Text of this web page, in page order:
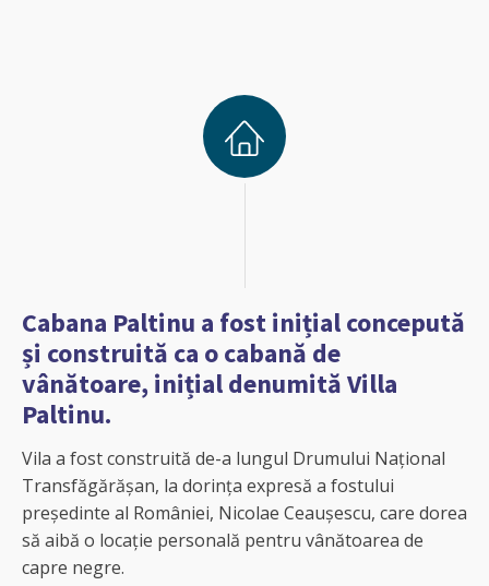
Cabana Paltinu a fost inițial concepută
și construită ca o cabană de
vânătoare, inițial denumită Villa
Paltinu.
Vila a fost construită de-a lungul Drumului Național
Transfăgărășan, la dorința expresă a fostului
președinte al României, Nicolae Ceaușescu, care dorea
să aibă o locație personală pentru vânătoarea de
capre negre.